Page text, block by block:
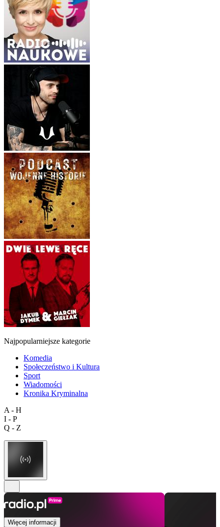
Najpopularniejsze kategorie
Komedia
Społeczeństwo i Kultura
Sport
Wiadomości
Kronika Kryminalna
A - H
I - P
Q - Z
Więcej informacji